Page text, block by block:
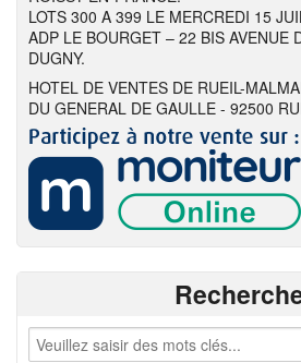
LOTS 300 A 399 LE MERCREDI 15
ADP LE BOURGET – 22 BIS AVENUE
DUGNY.
HOTEL DE VENTES DE RUEIL-
DU GENERAL DE GAULLE - 92500